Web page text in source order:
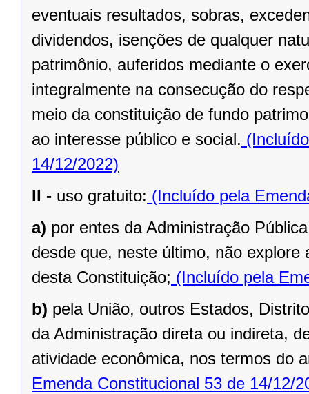
eventuais resultados, sobras,
dividendos, isenções de qualquer
patrimônio, auferidos mediante o
integralmente na consecução do
meio da constituição de fundo
ao interesse público e social.
14/12/2022)
II - uso gratuito: (Incluído pela
a) por entes da Administração
desde que, neste último, não
desta Constituição; (Incluído pela
b) pela União, outros Estados,
da Administração direta ou indireta,
atividade econômica, nos termos do
Emenda Constitucional 53 de 14/12/